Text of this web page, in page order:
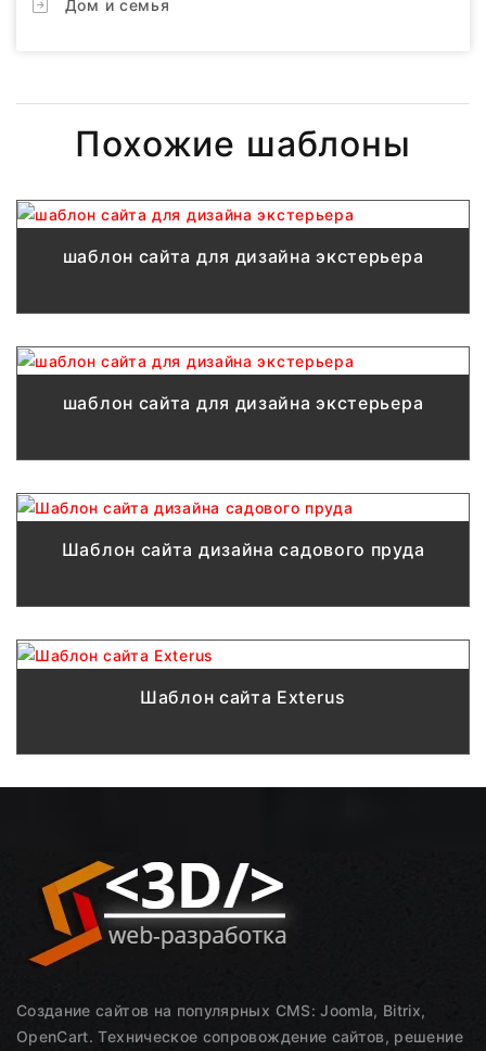
Дом и семья
Похожие шаблоны
шаблон сайта для дизайна экстерьера
шаблон сайта для дизайна экстерьера
Шаблон сайта дизайна садового пруда
Шаблон сайта Exterus
Создание сайтов на популярных CMS: Joomla, Bitrix,
OpenCart. Техническое сопровождение сайтов, решение